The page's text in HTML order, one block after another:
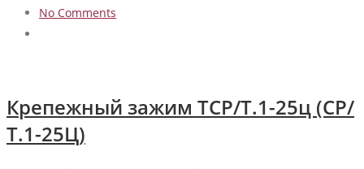
No Comments
Крепежный зажим ТСР/Т.1-25ц (СР/
Т.1-25Ц)